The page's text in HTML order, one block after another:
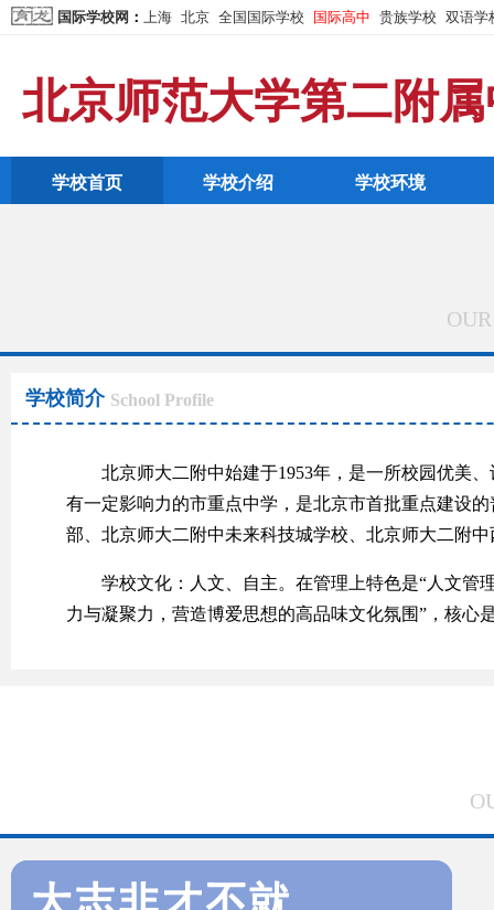
国际学校网 ： 上海 北京 全国国际学校 国际高中 贵族学校 双语学
北京师范大学第二附
学校首页 学校介绍 学校环境
学校简介 School Profile
北京师大二附中始建于1953年，是一所校园优美、
有一定影响力的市重点中学，是北京市首批重点建设
部、北京师大二附中未来科技城学校、北京师大二附
学校文化：人文、自主。在管理上特色是“人文管理
力与凝聚力，营造博爱思想的高品味文化氛围”，核心